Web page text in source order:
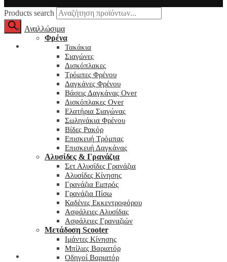
Products search
O λογαριασμός μου
My wishlist
Αναλλώσιμα
Φρένα
Τακάκια
Σιαγώνες
Δισκόπλακες
Τρόμπες Φρένου
Δαγκάνες Φρένου
Βάσεις Δαγκάνας Over
Δισκόπλακες Over
Ελατήρια Σιαγώνας
Σωληνάκια Φρένου
Βίδες Ρακόρ
Επισκευή Τρόμπας
Επισκευή Δαγκάνας
Αλυσίδες & Γρανάζια
Σετ Αλυσίδες Γρανάζια
Αλυσίδες Κίνησης
Γρανάζια Εμπρός
Γρανάζια Πίσω
Καδένες Εκκεντροφόρου
Ασφάλειες Αλυσίδας
Ασφάλειες Γραναζιών
Μετάδοση Scooter
Ιμάντες Κίνησης
Μπίλιες Βαριατόρ
Οδηγοί Βαριατόρ